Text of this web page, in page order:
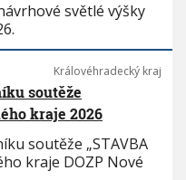
světlé výšky
Královéhradecký kraj
soutěže
kraje 2026
soutěže „STAVBA
kraje DOZP Nové